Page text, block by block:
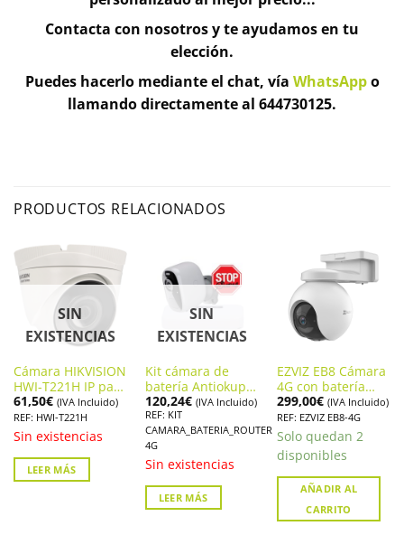
Contacta con nosotros y te ayudamos en tu
elección.
Puedes hacerlo mediante el chat, vía WhatsAppo
llamando directamente al 644730125.
PRODUCTOS RELACIONADOS
SIN
EXISTENCIAS
Cámara HIKVISION
HWI-T221H IP para
profesionales
61,50€ (IVA Incluido)
REF: HWI-T221H
Sin existencias
LEER MÁS
SIN
EXISTENCIAS
Kit cámara de
batería Antiokupa
con Router 4G
para viviendas sin
internet
120,24€ (IVA Incluido)
REF: KIT
CAMARA_BATERIA_ROUTER
4G
Sin existencias
LEER MÁS
EZVIZ EB8 Cámara
4G con batería
ideal para vigilar
lugares sin
internet
299,00€ (IVA Incluido)
REF: EZVIZ EB8-4G
Solo quedan 2
disponibles
AÑADIR AL
CARRITO